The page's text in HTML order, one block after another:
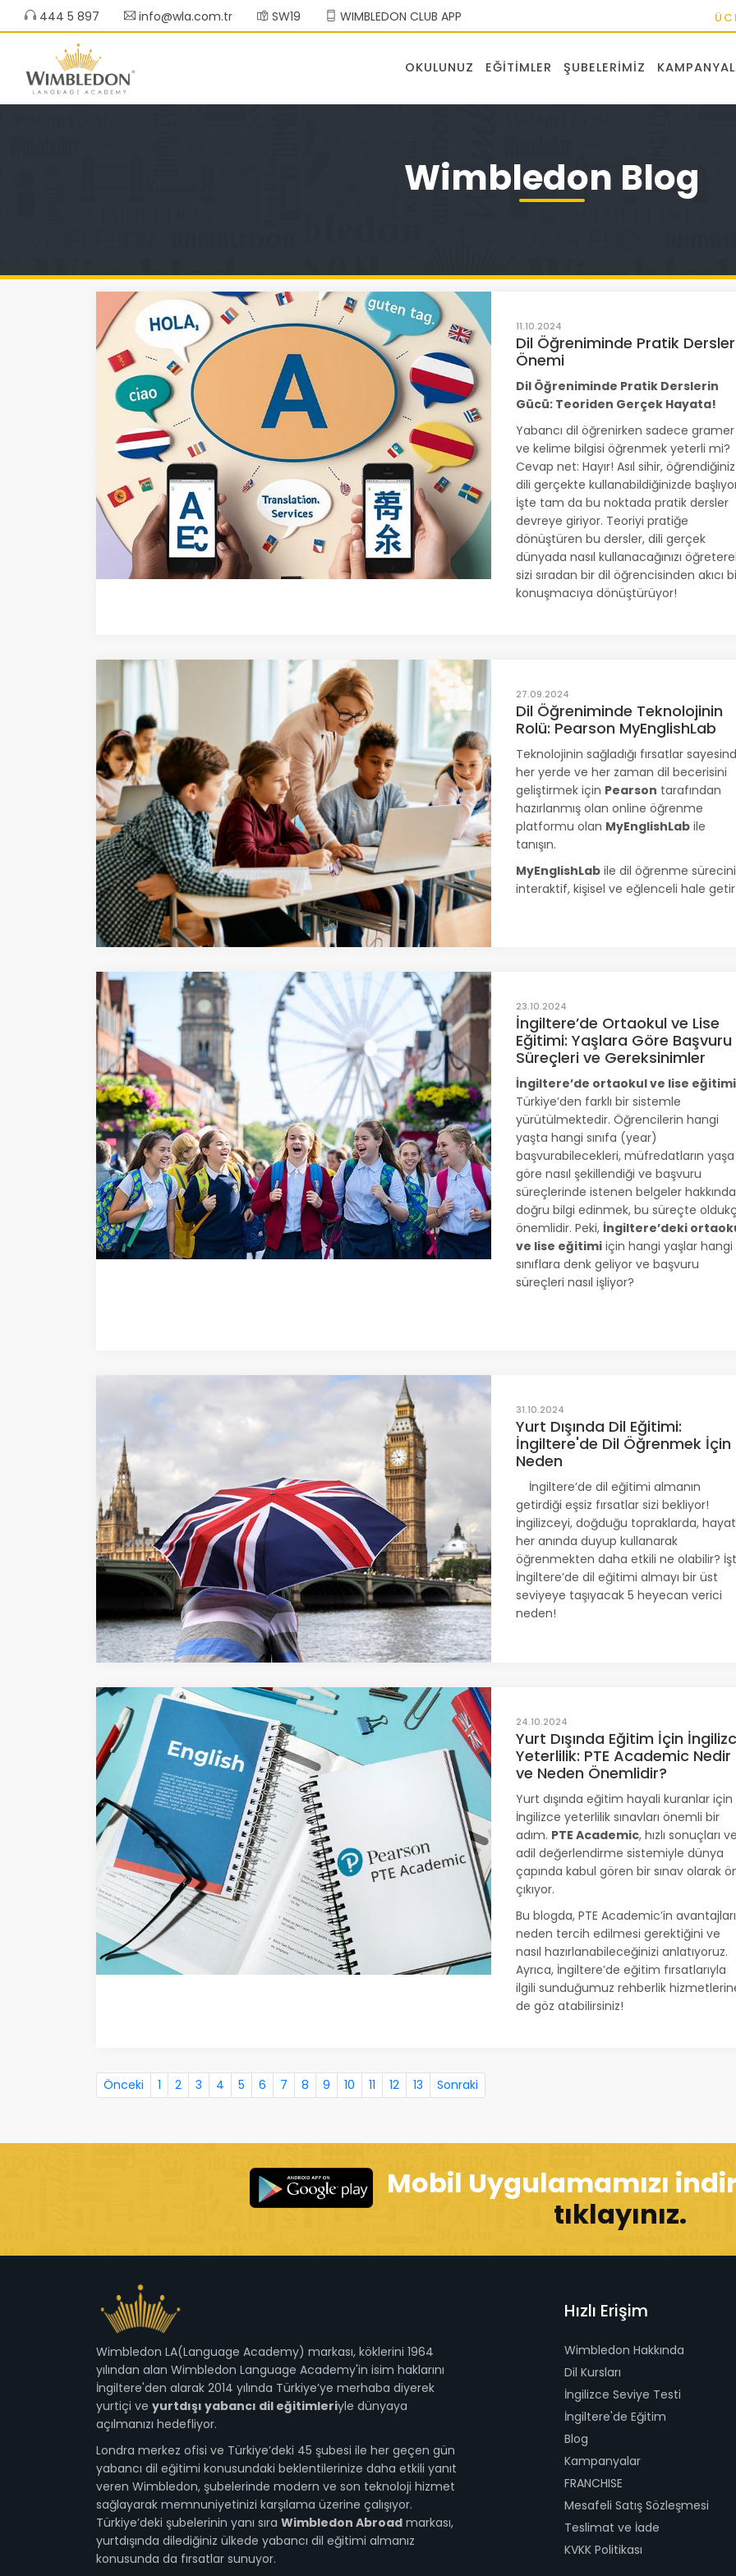
444 5 897 info@wla.com.tr SW19 WIMBLEDON CLUB APP
OKULUNUZ EĞITIMLER ŞUBELERIMIZ
Wimbledon Blog
11.10.2024
Dil Öğreniminde Pratik
Önemi
Dil Öğreniminde Pratik Derslerin
Gücü: Teoriden Gerçek Hayata!
Yabancı dil öğrenirken sadece gramer
ve kelime bilgisi öğrenmek yeterli mi?
Cevap net: Hayır! Asıl sihir, öğrendiğiniz
dili gerçekte kullanabildiğinizde
İşte tam da bu noktada pratik dersler
devreye giriyor. Teoriyi pratiğe
dönüştüren bu dersler, dili gerçek
dünyada nasıl kullanacağınızı
sizi sıradan bir dil öğrencisinden akıcı
konuşmacıya dönüştürüyor!
27.09.2024
Dil Öğreniminde Teknolojinin
Rolü: Pearson MyEnglishLab
Teknolojinin sağladığı fırsatlar
her yerde ve her zaman dil becerisini
geliştirmek için Pearson tarafından
hazırlanmış olan online öğrenme
platformu olan MyEnglishLab ile
tanışın.
MyEnglishLab ile dil öğrenme sürecini
interaktif, kişisel ve eğlenceli hale
23.10.2024
İngiltere’de Ortaokul ve Lise
Eğitimi: Yaşlara Göre Başvuru
Süreçleri ve Gereksinimler
İngiltere’de ortaokul ve lise
Türkiye’den farklı bir sistemle
yürütülmektedir. Öğrencilerin hangi
yaşta hangi sınıfa (year)
başvurabilecekleri, müfredatların yaşa
göre nasıl şekillendiği ve başvuru
süreçlerinde istenen belgeler hakkında
doğru bilgi edinmek, bu süreçte
önemlidir. Peki, İngiltere’deki
ve lise eğitimi için hangi yaşlar hangi
sınıflara denk geliyor ve başvuru
süreçleri nasıl işliyor?
31.10.2024
Yurt Dışında Dil Eğitimi:
İngiltere'de Dil Öğrenmek İçin
Neden
İngiltere’de dil eğitimi almanın
getirdiği eşsiz fırsatlar sizi bekliyor!
İngilizceyi, doğduğu topraklarda,
her anında duyup kullanarak
öğrenmekten daha etkili ne olabilir?
İngiltere’de dil eğitimi almayı bir üst
seviyeye taşıyacak 5 heyecan verici
neden!
24.10.2024
Yurt Dışında Eğitim İçin
Yeterlilik: PTE Academic Nedir
ve Neden Önemlidir?
Yurt dışında eğitim hayali kuranlar için
İngilizce yeterlilik sınavları önemli bir
adım. PTE Academic, hızlı sonuçları ve
adil değerlendirme sistemiyle dünya
çapında kabul gören bir sınav olarak
çıkıyor.
Bu blogda, PTE Academic’in
neden tercih edilmesi gerektiğini ve
nasıl hazırlanabileceğinizi anlatıyoruz.
Ayrıca, İngiltere’de eğitim fırsatlarıyla
ilgili sunduğumuz rehberlik
de göz atabilirsiniz!
Önceki 1 2 3 4 5 6 7 8 9 10 11 12 13 Sonraki
Mobil Uygulamamızı
tıklayınız.
Wimbledon LA(Language Academy) markası, köklerini 1964
yılından alan Wimbledon Language Academy'in isim haklarını
İngiltere'den alarak 2014 yılında Türkiye’ye merhaba diyerek
yurtiçi ve yurtdışı yabancı dil eğitimleriyle dünyaya
açılmanızı hedefliyor.
Londra merkez ofisi ve Türkiye’deki 45 şubesi ile her geçen gün
yabancı dil eğitimi konusundaki beklentilerinize daha etkili yanıt
veren Wimbledon, şubelerinde modern ve son teknoloji hizmet
sağlayarak memnuniyetinizi karşılama üzerine çalışıyor.
Türkiye’deki şubelerinin yanı sıra Wimbledon Abroad markası,
yurtdışında dilediğiniz ülkede yabancı dil eğitimi almanız
konusunda da fırsatlar sunuyor.
Hızlı Erişim
Wimbledon Hakkında
Dil Kursları
İngilizce Seviye Testi
İngiltere'de Eğitim
Blog
Kampanyalar
FRANCHISE
Mesafeli Satış Sözleşmesi
Teslimat ve İade
KVKK Politikası